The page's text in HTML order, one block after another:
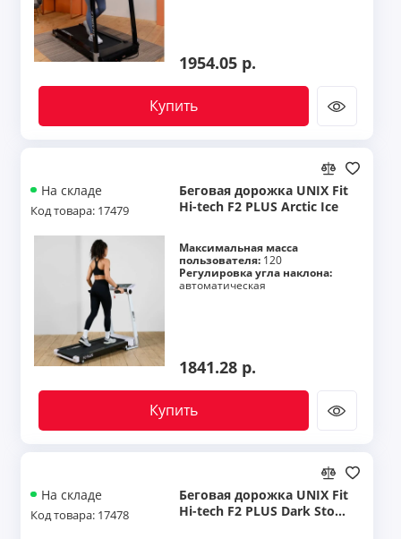
1954.05 р.
Купить
На складе
Код товара: 17479
Беговая дорожка UNIX Fit
Hi-tech F2 PLUS Arctic Ice
Максимальная масса
пользователя: 120
Регулировка угла наклона:
автоматическая
1841.28 р.
Купить
На складе
Код товара: 17478
Беговая дорожка UNIX Fit
Hi-tech F2 PLUS Dark Stor